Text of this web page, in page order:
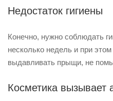
Недостаток гигиены
Конечно, нужно соблюдать
несколько недель и при
выдавливать прыщи, не
Косметика вызывает